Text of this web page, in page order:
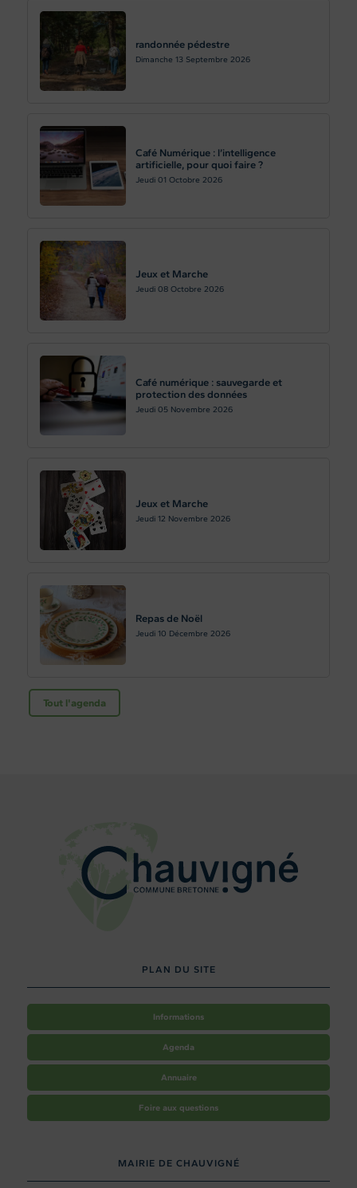
randonnée pédestre
Dimanche 13 Septembre 2026
Café Numérique : l’intelligence
artificielle, pour quoi faire ?
Jeudi 01 Octobre 2026
Jeux et Marche
Jeudi 08 Octobre 2026
Café numérique : sauvegarde et
protection des données
Jeudi 05 Novembre 2026
Jeux et Marche
Jeudi 12 Novembre 2026
Repas de Noël
Jeudi 10 Décembre 2026
Tout l'agenda
PLAN DU SITE
Informations
Agenda
Annuaire
Foire aux questions
MAIRIE DE CHAUVIGNÉ